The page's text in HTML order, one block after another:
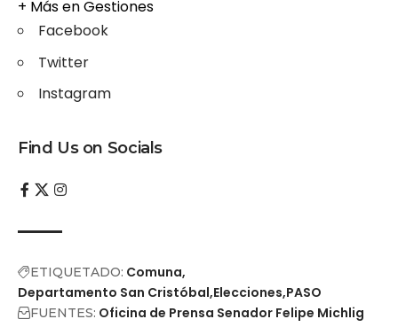
+ Más enGestiones
Facebook
Twitter
Instagram
Find Us on Socials
ETIQUETADO: Comuna
Departamento San Cristóbal Elecciones PASO
FUENTES: Oficina de Prensa Senador Felipe Michlig